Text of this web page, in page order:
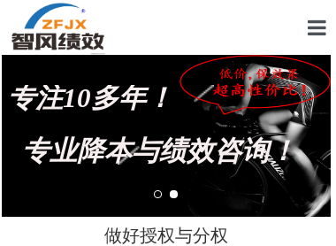
专注10多年！
专业降本与绩效咨询！
首页
关于我
管理咨
KPI绩
薪酬设
做好授权与分权